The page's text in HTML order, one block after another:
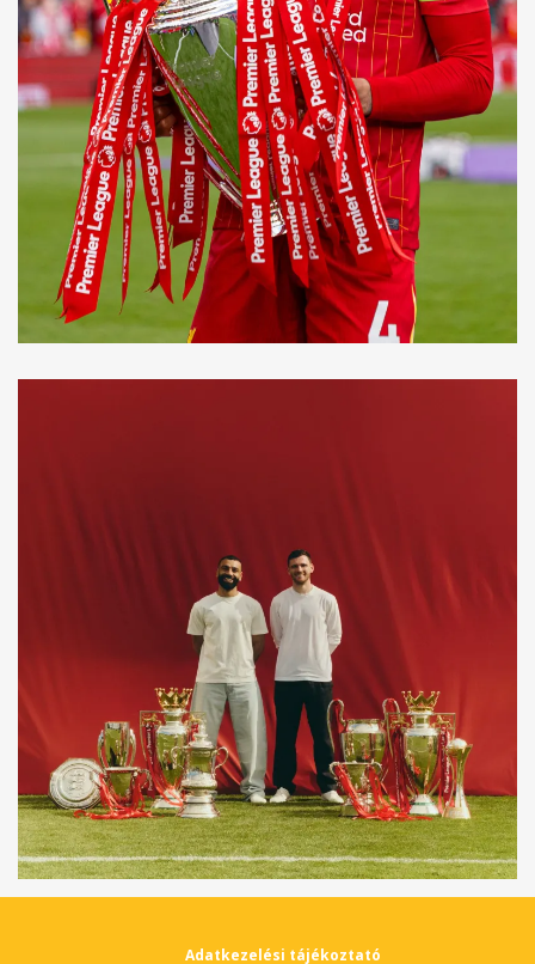
Adatkezelési tájékoztató